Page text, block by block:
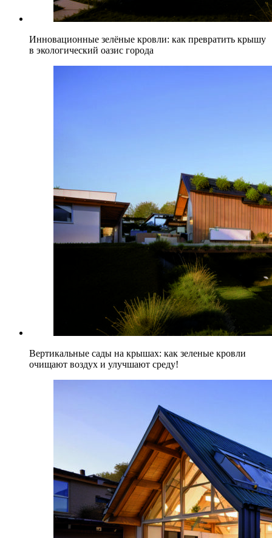
Инновационные зелёные кровли: как превратить крышу
в экологический оазис города
Вертикальные сады на крышах: как зеленые кровли
очищают воздух и улучшают среду!